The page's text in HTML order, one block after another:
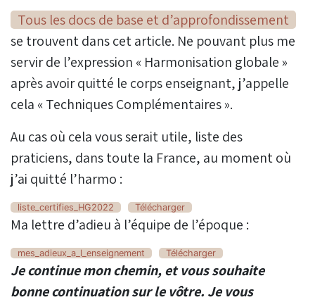
Tous les docs de base et d’approfondissement
se trouvent dans cet article. Ne pouvant plus me
servir de l’expression « Harmonisation globale »
après avoir quitté le corps enseignant, j’appelle
cela « Techniques Complémentaires ».
Au cas où cela vous serait utile, liste des
praticiens, dans toute la France, au moment où
j’ai quitté l’harmo :
liste_certifies_HG2022 Télécharger
Ma lettre d’adieu à l’équipe de l’époque :
mes_adieux_a_l_enseignement Télécharger
Je continue mon chemin, et vous souhaite
bonne continuation sur le vôtre. Je vous